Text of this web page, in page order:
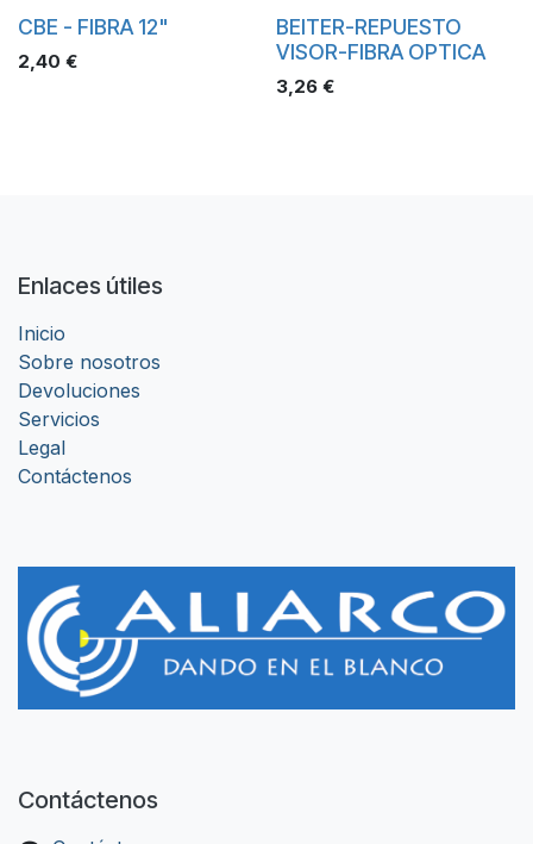
CBE - FIBRA 12"
2,40 €
BEITER-REPUESTO
VISOR-FIBRA OPTICA
3,26€
Enlaces útiles
Inicio
Sobre nosotros
Devoluciones
Servicios
Legal
Contáctenos
Contáctenos